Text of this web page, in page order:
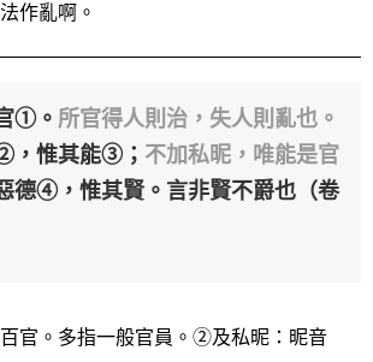
作亂啊。
①。 所官得人則治，失人則亂也。
，惟其能③； 不加私昵，唯能是官
德④，惟其賢。言非賢不爵也（卷
官。多指一般官員。②及私昵：昵音